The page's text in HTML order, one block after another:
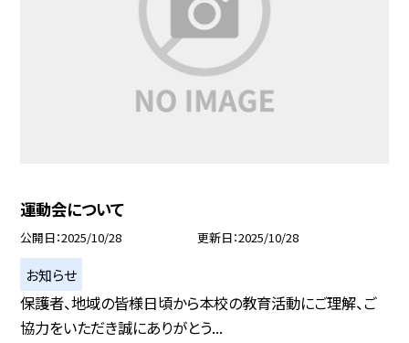
運動会について
公開日 2025/10/28 更新日 2025/10/28
お知らせ
保護者、地域の皆様日頃から本校の教育活動にご理解、ご
協力をいただき誠にありがとう...